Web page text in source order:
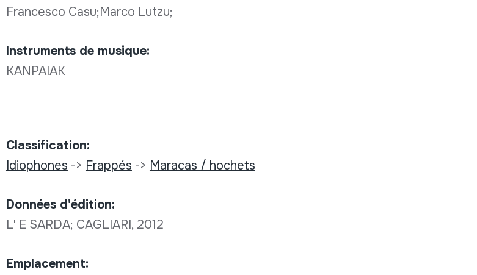
Francesco Casu;Marco Lutzu;
Instruments de musique:
KANPAIAK
Classification:
Idiophones -> Frappés -> Maracas / hochets
Données d'édition:
L' E SARDA; CAGLIARI, 2012
Emplacement: